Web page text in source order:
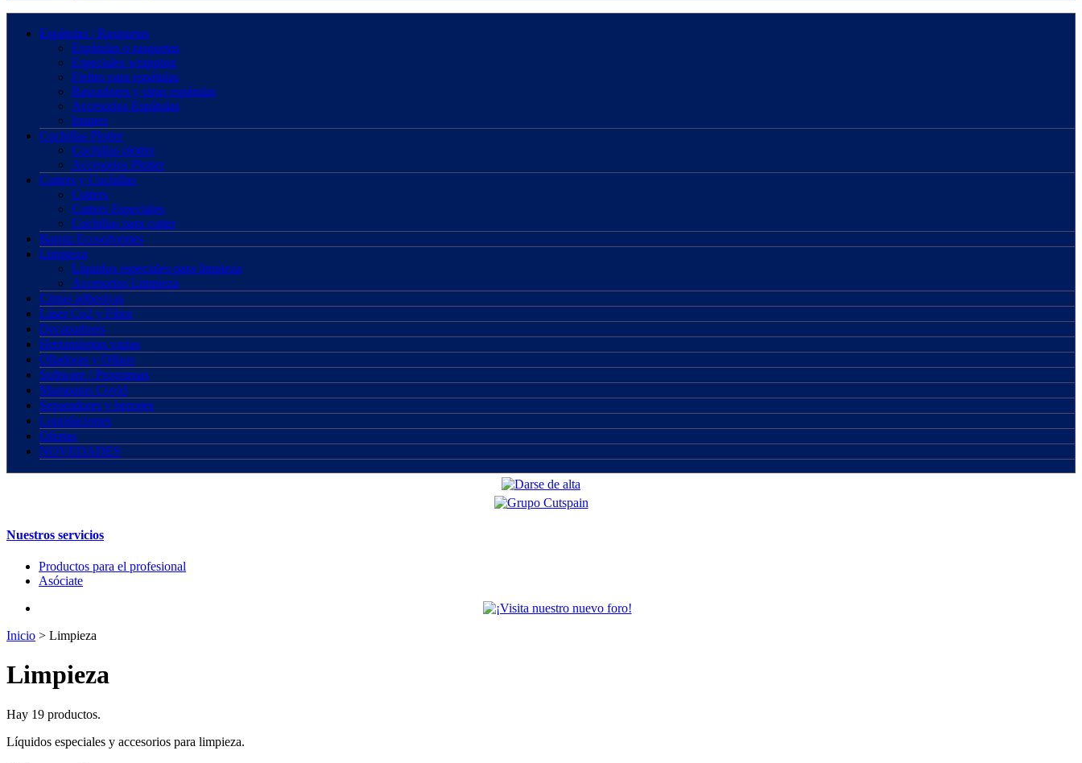
Espátulas / Rasquetas
Espátulas o rasquetas
Especiales wrapping
Fieltro para espátulas
Rascadores y otras espátulas
Accesorios Espátulas
Imanes
Cuchillas Plotter
Cuchillas plotter
Accesorios Plotter
Cutters y Cuchillas
Cutters
Cutters Especiales
Cuchillas para cutter
Barniz Ecosolventes
Limpieza
Líquidos especiales para limpieza
Accesorios Limpieza
Cintas adhesivas
Láser Co2 y Fibra
Decapadores
Herramientas varias
Olladoras y Ollaos
Software / Programas
Mamparas Covid
Separadores y herrajes
Liquidaciones
Ofertas
NOVEDADES
Nuestros servicios
Productos para el profesional
Asóciate
Inicio > Limpieza
Limpieza
Hay 19 productos.
Líquidos especiales y accesorios para limpieza.